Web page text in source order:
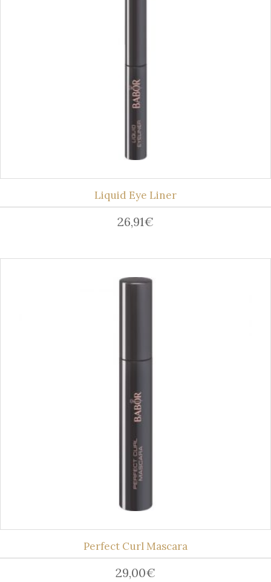
Liquid Eye Liner
26,91€
Perfect Curl Mascara
29,00€